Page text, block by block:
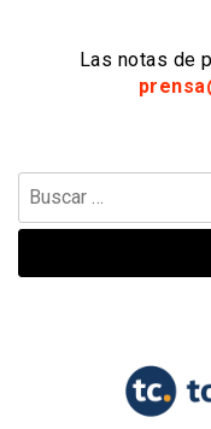
Las notas de
Buscar: